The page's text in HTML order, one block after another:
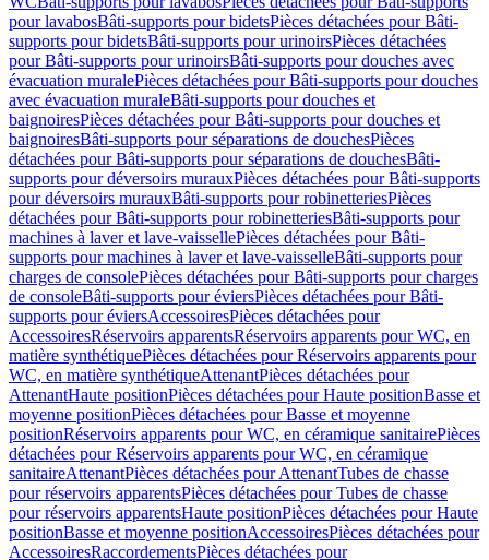
pour lavabosBâti-supports pour bidetsPièces détachées pour Bâti-
supports pour bidetsBâti-supports pour urinoirsPièces détachées
pour Bâti-supports pour urinoirsBâti-supports pour douches avec
évacuation muralePièces détachées pour Bâti-supports pour douches
avec évacuation muraleBâti-supports pour douches et
baignoiresPièces détachées pour Bâti-supports pour douches et
baignoiresBâti-supports pour séparations de douchesPièces
détachées pour Bâti-supports pour séparations de douchesBâti-
supports pour déversoirs murauxPièces détachées pour Bâti-supports
pour déversoirs murauxBâti-supports pour robinetteriesPièces
détachées pour Bâti-supports pour robinetteriesBâti-supports pour
machines à laver et lave-vaissellePièces détachées pour Bâti-
supports pour machines à laver et lave-vaisselleBâti-supports pour
charges de consolePièces détachées pour Bâti-supports pour charges
de consoleBâti-supports pour éviersPièces détachées pour Bâti-
supports pour éviersAccessoiresPièces détachées pour
AccessoiresRéservoirs apparentsRéservoirs apparents pour WC, en
matière synthétiquePièces détachées pour Réservoirs apparents pour
WC, en matière synthétiqueAttenantPièces détachées pour
AttenantHaute positionPièces détachées pour Haute positionBasse et
moyenne positionPièces détachées pour Basse et moyenne
positionRéservoirs apparents pour WC, en céramique sanitairePièces
détachées pour Réservoirs apparents pour WC, en céramique
sanitaireAttenantPièces détachées pour AttenantTubes de chasse
pour réservoirs apparentsPièces détachées pour Tubes de chasse
pour réservoirs apparentsHaute positionPièces détachées pour Haute
positionBasse et moyenne positionAccessoiresPièces détachées pour
AccessoiresRaccordementsPièces détachées pour